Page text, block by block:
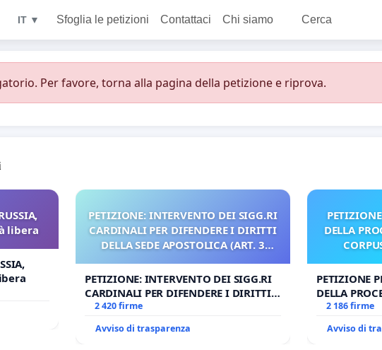
IT ▼ Sfoglia le petizioni Contattaci Chi siamo Cerca
Per favore, torna alla pagina della petizione e riprova.
libera
PETIZIONE: INTERVENTO DEI SIGG.RI
CARDINALI PER DIFENDERE I DIRITTI
DELLA SEDE APOSTOLICA (ART. 3
PETIZIONE: INTERVENTO DEI SIGG.RI
CARDINALI PER DIFENDERE I DIRITTI
DELLA SEDE APOSTOLICA (ART. 3 UDG)
2 420 firme
Avviso di trasparenza
DELLA
PETIZIONE
DELLA
CORPUS
2 186 firme
Avviso di